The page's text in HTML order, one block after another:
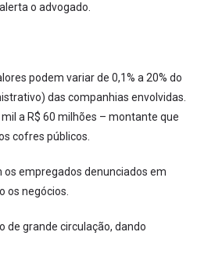
o advogado.
podem variar de 0,1% a 20% do
das companhias envolvidas.
a R$ 60 milhões – montante que
cofres públicos.
empregados denunciados em
os negócios.
de grande circulação, dando